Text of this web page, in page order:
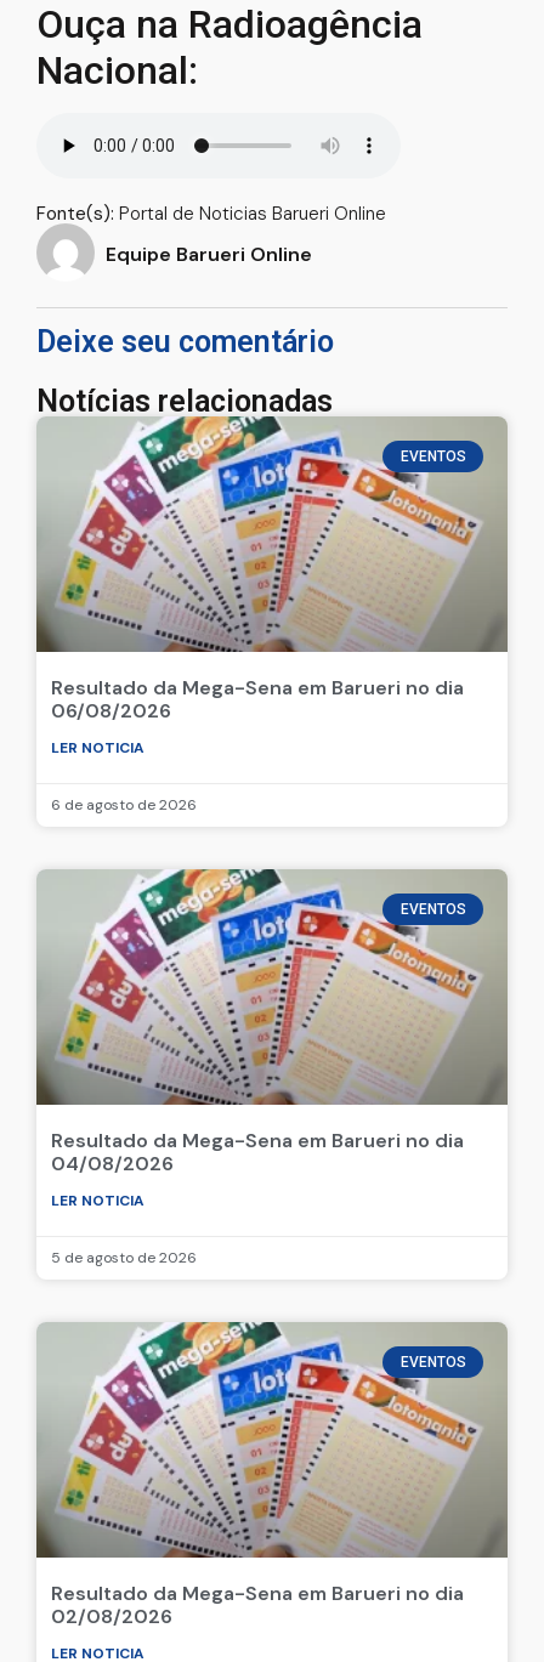
Ouça na Radioagência
Nacional:
Fonte(s): Portal de Noticias Barueri Online
Equipe Barueri Online
Deixe seu comentário
Notícias relacionadas
EVENTOS
Resultado da Mega-Sena em Barueri no dia
06/08/2026
LER NOTICIA
6 de agosto de 2026
EVENTOS
Resultado da Mega-Sena em Barueri no dia
04/08/2026
LER NOTICIA
5 de agosto de 2026
EVENTOS
Resultado da Mega-Sena em Barueri no dia
02/08/2026
LER NOTICIA